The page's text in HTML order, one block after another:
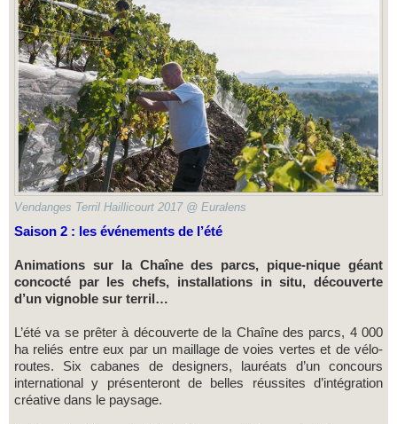
Vendanges Terril Haillicourt 2017 @ Euralens
Saison 2 : les événements de l’été
Animations sur la Chaîne des parcs, pique-nique géant
concocté par les chefs, installations in situ, découverte
d’un vignoble sur terril…
L’été va se prêter à découverte de la Chaîne des parcs, 4 000
ha reliés entre eux par un maillage de voies vertes et de vélo-
routes. Six cabanes de designers, lauréats d’un concours
international y présenteront de belles réussites d’intégration
créative dans le paysage.